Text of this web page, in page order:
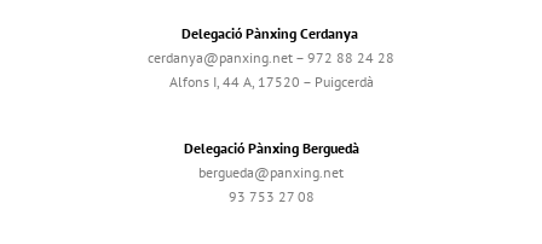
Delegació Pànxing Cerdanya
cerdanya@panxing.net – 972 88 24 28
Alfons I, 44 A, 17520 – Puigcerdà
Delegació Pànxing Berguedà
bergueda@panxing.net
93 753 27 08